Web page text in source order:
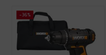
-36%